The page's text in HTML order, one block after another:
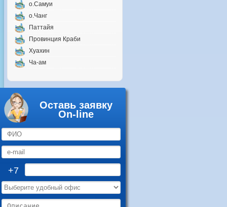
о.Самуи
о.Чанг
Паттайя
Провинция Краби
Хуахин
Ча-ам
Оставь заявку
On-line
+7